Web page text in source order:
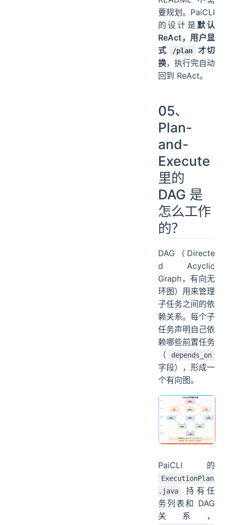
要规划。PaiCLI
的设计是 默认
ReAct，用户显
式
/plan
才切
换，执行完自动
回到 ReAct。
05、
Plan-
and-
Execute
里的
DAG 是
怎么工作
的？
DAG（Directe
d Acyclic
Graph，有向无
环图）用来管理
子任务之间的依
赖关系。每个子
任务声明自己依
赖哪些前置任务
（
depends_on
字段），形成一
个有向图。
PaiCLI 的
ExecutionPlan
.java
持有任
务列表和 DAG
关系，